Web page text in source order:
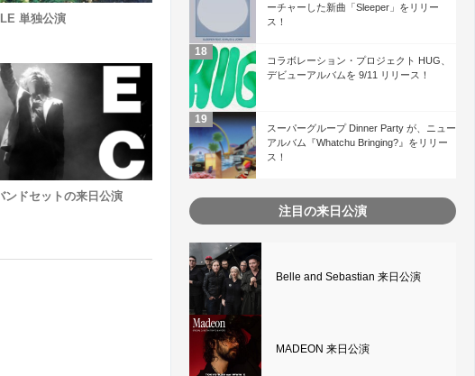
単独公演
ンドセットの来日公演
ーチャーした新曲「Sleeper」をリリー
ス！
コラボレーション・プロジェクト HUG、
デビューアルバムを 9/11 リリース！
スーパーグループ Dinner Party が、ニュー
アルバム『Whatchu Bringing?』をリリー
ス！
注目の来日公演
Belle and Sebastian 来日公演
MADEON 来日公演